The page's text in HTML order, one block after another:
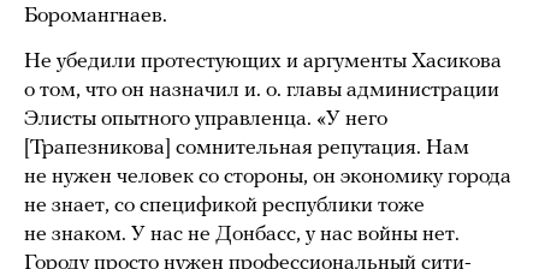
Боромангнаев.
Не убедили протестующих и аргументы Хасикова
о том, что он назначил и. о. главы администрации
Элисты опытного управленца. «У него
[Трапезникова] сомнительная репутация. Нам
не нужен человек со стороны, он экономику города
не знает, со спецификой республики тоже
не знаком. У нас не Донбасс, у нас войны нет.
Городу просто нужен профессиональный сити-